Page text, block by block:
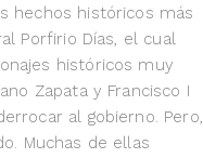
hechos históricos más
Porfirio Días, el cual
históricos muy
Zapata y Francisco I
al gobierno. Pero,
Muchas de ellas